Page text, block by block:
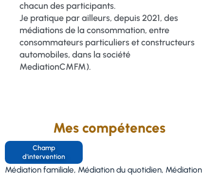
chacun des participants.
Je pratique par ailleurs, depuis 2021, des
médiations de la consommation, entre
consommateurs particuliers et constructeurs
automobiles, dans la société
MediationCMFM).
Mes compétences
Champ
d'intervention
Médiation familiale, Médiation du quotidien, Médiation